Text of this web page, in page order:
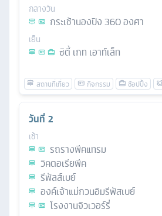
กลางวัน
กระเช้านองปิง 360 องศา
เย็น
ซิตี้ เกท เอาท์เล็ท
วันที่ 2
เช้า
รถรางพีคแทรม
วิคตอเรียพีค
รีพัลส์เบย์
องค์เจ้าแม่กวนอิมรีพัสเบย์
โรงงานจิวเวอร์รี่